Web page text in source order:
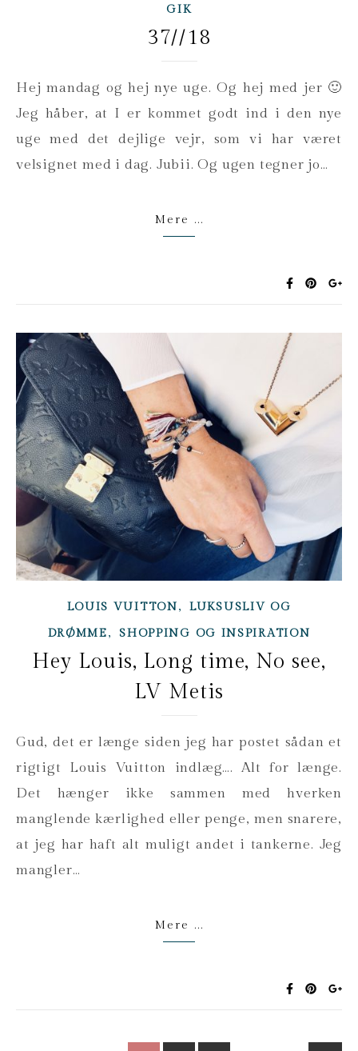
GIK
37//18
Hej mandag og hej nye uge. Og hej med jer 🙂
Jeg håber, at I er kommet godt ind i den nye
uge med det dejlige vejr, som vi har været
velsignet med i dag. Jubii. Og ugen tegner jo…
Mere ...
LOUIS VUITTON,LUKSUSLIV OG
DRØMME,SHOPPING OG INSPIRATION
Hey Louis, Long time, No see,
LV Metis
Gud, det er længe siden jeg har postet sådan et
rigtigt Louis Vuitton indlæg…. Alt for længe.
Det hænger ikke sammen med hverken
manglende kærlighed eller penge, men snarere,
at jeg har haft alt muligt andet i tankerne. Jeg
mangler…
Mere ...